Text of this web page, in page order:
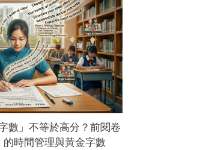
數」不等於高分？前閱卷
時間管理與黃金字數